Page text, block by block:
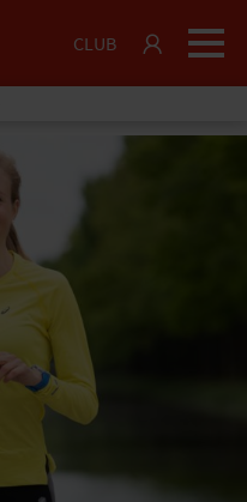
CLUB